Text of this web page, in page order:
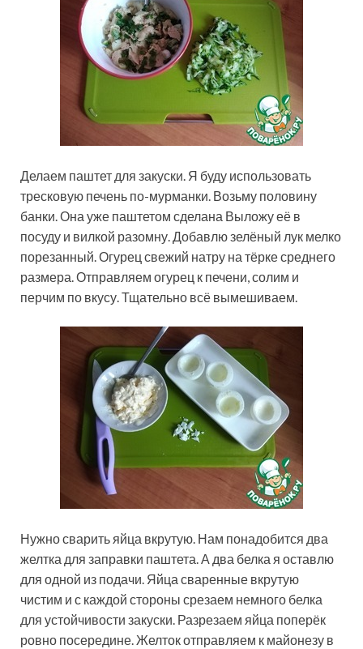
Делаем паштет для закуски. Я буду использовать
тресковую печень по-мурманки. Возьму половину
банки. Она уже паштетом сделана Выложу её в
посуду и вилкой разомну. Добавлю зелёный лук мелко
порезанный. Огурец свежий натру на тёрке среднего
размера. Отправляем огурец к печени, солим и
перчим по вкусу. Тщательно всё вымешиваем.
Нужно сварить яйца вкрутую. Нам понадобится два
желтка для заправки паштета. А два белка я оставлю
для одной из подачи. Яйца сваренные вкрутую
чистим и с каждой стороны срезаем немного белка
для устойчивости закуски. Разрезаем яйца поперёк
ровно посередине. Желток отправляем к майонезу в